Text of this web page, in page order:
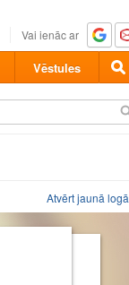
Vai ienāc ar
Vēstules
Atvērt jaunā logā